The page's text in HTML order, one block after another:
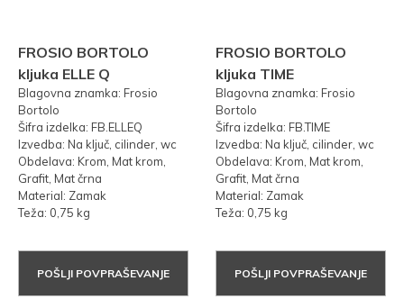
FROSIO BORTOLO
kljuka ELLE Q
Blagovna znamka: Frosio
Bortolo
Šifra izdelka: FB.ELLEQ
Izvedba: Na ključ, cilinder, wc
Obdelava: Krom, Mat krom,
Grafit, Mat črna
Material: Zamak
Teža: 0,75 kg
POŠLJI POVPRAŠEVANJE
FROSIO BORTOLO
kljuka TIME
Blagovna znamka: Frosio
Bortolo
Šifra izdelka: FB.TIME
Izvedba: Na ključ, cilinder, wc
Obdelava: Krom, Mat krom,
Grafit, Mat črna
Material: Zamak
Teža: 0,75 kg
POŠLJI POVPRAŠEVANJE